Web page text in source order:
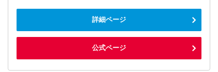
詳細ページ
公式ページ